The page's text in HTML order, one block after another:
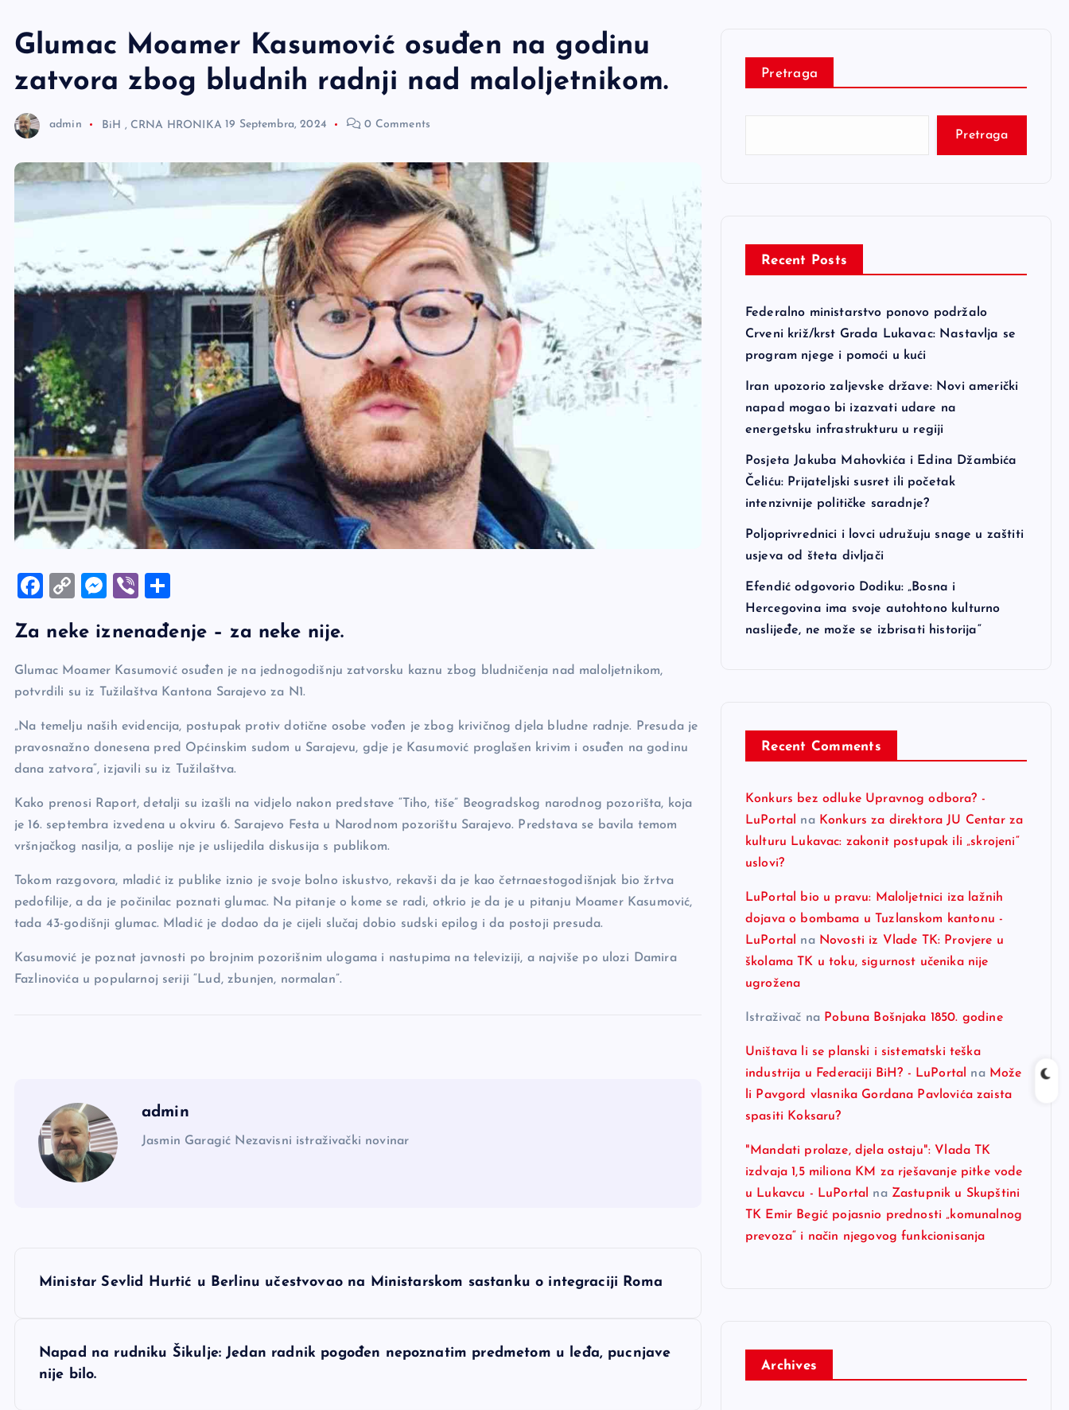
Glumac Moamer Kasumović osuđen na godinu
zatvora zbog bludnih radnji nad maloljetnikom.
admin BiH , CRNA HRONIKA 19 Septembra, 2024 0 Comments
F
c
e
b
o
k
C
p
y
Li
k
M
se
n
g
er
Vi
er ar
e
Za neke iznenađenje – za neke nije.
Glumac Moamer Kasumović osuđen je na jednogodišnju zatvorsku kaznu zbog bludničenja nad maloljetnikom,
potvrdili su iz Tužilaštva Kantona Sarajevo za N1.
„Na temelju naših evidencija, postupak protiv dotične osobe vođen je zbog krivičnog djela bludne radnje. Presuda je
pravosnažno donesena pred Općinskim sudom u Sarajevu, gdje je Kasumović proglašen krivim i osuđen na godinu
dana zatvora“, izjavili su iz Tužilaštva.
Kako prenosi Raport, detalji su izašli na vidjelo nakon predstave “Tiho, tiše” Beogradskog narodnog pozorišta, koja
je 16. septembra izvedena u okviru 6. Sarajevo Festa u Narodnom pozorištu Sarajevo. Predstava se bavila temom
vršnjačkog nasilja, a poslije nje je uslijedila diskusija s publikom.
Tokom razgovora, mladić iz publike iznio je svoje bolno iskustvo, rekavši da je kao četrnaestogodišnjak bio žrtva
pedofilije, a da je počinilac poznati glumac. Na pitanje o kome se radi, otkrio je da je u pitanju Moamer Kasumović,
tada 43-godišnji glumac. Mladić je dodao da je cijeli slučaj dobio sudski epilog i da postoji presuda.
Kasumović je poznat javnosti po brojnim pozorišnim ulogama i nastupima na televiziji, a najviše po ulozi Damira
Fazlinovića u popularnoj seriji “Lud, zbunjen, normalan”.
admin
Jasmin Garagić Nezavisni istraživački novinar
NMinistar Sevlid Hurtić u Berlinu učestvovao na Ministarskom sastanku o integraciji Roma
Napad na rudniku Šikulje: Jedan radnik pogođen nepoznatim predmetom u leđa, pucnjave
nije bilo.
Pretraga
Pretraga
Recent Posts
Federalno ministarstvo ponovo podržalo
Crveni križ/krst Grada Lukavac: Nastavlja se
program njege i pomoći u kući
Iran upozorio zaljevske države: Novi američki
napad mogao bi izazvati udare na
energetsku infrastrukturu u regiji
Posjeta Jakuba Mahovkića i Edina Džambića
Čeliću: Prijateljski susret ili početak
intenzivnije političke saradnje?
Poljoprivrednici i lovci udružuju snage u zaštiti
usjeva od šteta divljači
Efendić odgovorio Dodiku: „Bosna i
Hercegovina ima svoje autohtono kulturno
naslijeđe, ne može se izbrisati historija“
Recent Comments
Konkurs bez odluke Upravnog odbora? -
LuPortal
na Konkurs za direktora JU Centar za
kulturu Lukavac: zakonit postupak ili „skrojeni“
uslovi?
LuPortal bio u pravu: Maloljetnici iza lažnih
dojava o bombama u Tuzlanskom kantonu -
LuPortal
na Novosti iz Vlade TK: Provjere u
školama TK u toku, sigurnost učenika nije
ugrožena
Istraživač na Pobuna Bošnjaka 1850. godine
Uništava li se planski i sistematski teška
industrija u Federaciji BiH? - LuPortal
na Može
li Pavgord vlasnika Gordana Pavlovića zaista
spasiti Koksaru?
"Mandati prolaze, djela ostaju": Vlada TK
izdvaja 1,5 miliona KM za rješavanje pitke vode
u Lukavcu - LuPortal
na Zastupnik u Skupštini
TK Emir Begić pojasnio prednosti „komunalnog
prevoza“ i način njegovog funkcionisanja
Archives